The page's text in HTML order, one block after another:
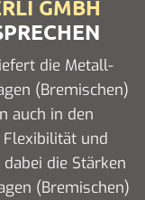
GMBH
die Metall-
(Bremischen)
auch in den
Flexibilität und
die Stärken
(Bremischen)